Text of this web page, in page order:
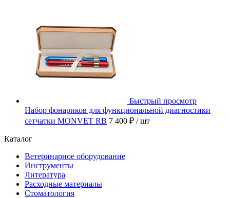
Быстрый просмотр
Набор фонариков для функциональной диагностики
сетчатки MONVET RB 7 400 ₽ / шт
Каталог
Ветеринарное оборудование
Инструменты
Литература
Расходные материалы
Стоматология